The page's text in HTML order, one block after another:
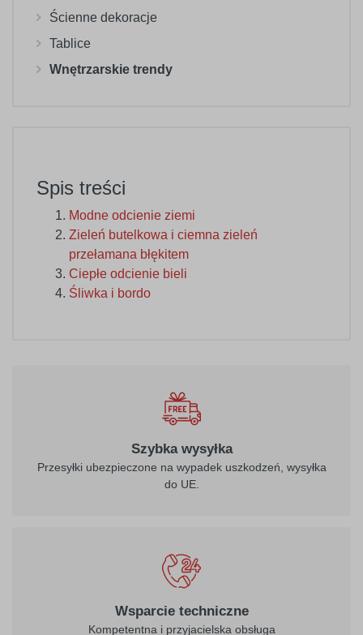
Ścienne dekoracje
Tablice
Wnętrzarskie trendy
Spis treści
Modne odcienie ziemi
Zieleń butelkowa i ciemna zieleń
przełamana błękitem
Ciepłe odcienie bieli
Śliwka i bordo
Szybka wysyłka
Przesyłki ubezpieczone na wypadek uszkodzeń, wysyłka
do UE.
Wsparcie techniczne
Kompetentna i przyjacielska obsługa